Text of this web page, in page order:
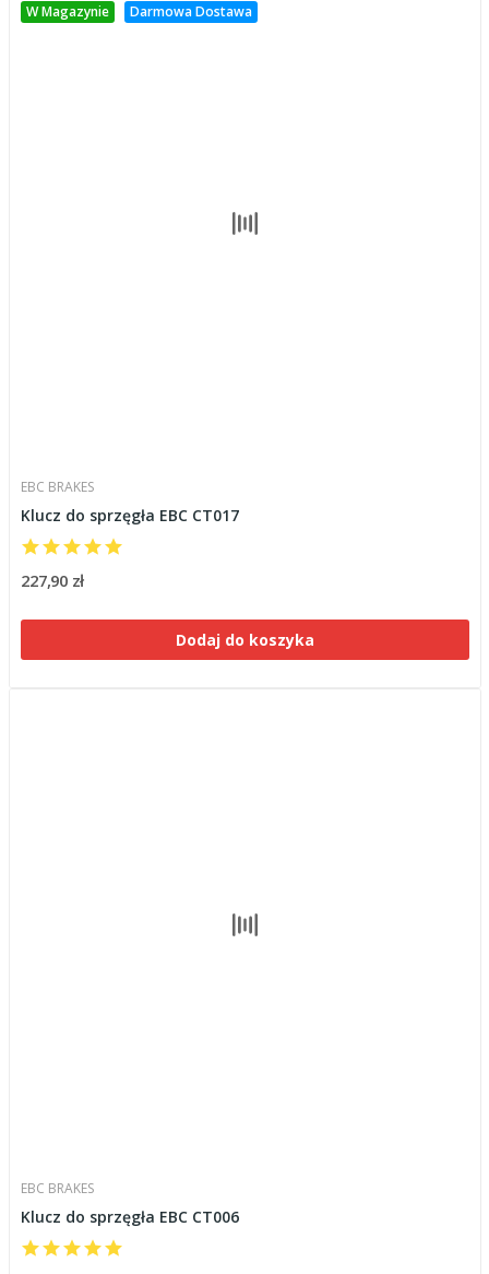
W Magazynie Darmowa Dostawa
EBC BRAKES
Klucz do sprzęgła EBC CT017
227,90 zł
Dodaj do koszyka
EBC BRAKES
Klucz do sprzęgła EBC CT006